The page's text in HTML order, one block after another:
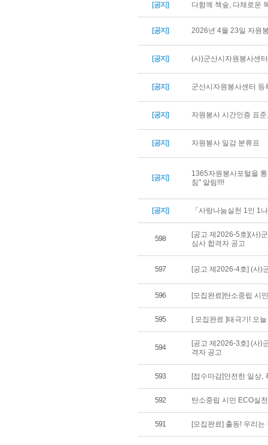
[공지] 다함께 책숲, 다채로운
[공지] 2026년 4월 23일 자원
[공지] (사)군산시자원봉사센
[공지] 군산시자원봉사센터 등
[공지] 자원봉사 시간인증 표
[공지] 자원봉사 일감 분류표
[공지]
1365자원봉사포털을
침" 알림!!!!
[공지] 「사랑나눔실천 1인 1
598
[공고 제2026-5호](사)
심사 합격자 공고
597 [공고 제2026-4호] (사)
596 [모집완료]탄소중립 시
595 [ 모집완료 ]태극기! 오
594
[공고 제2026-3호] (사)
격자 공고
593 [접수마감]안전한 일상,
592 탄소중립 시민 ECO실
591 [모집완료] 출동! 우리